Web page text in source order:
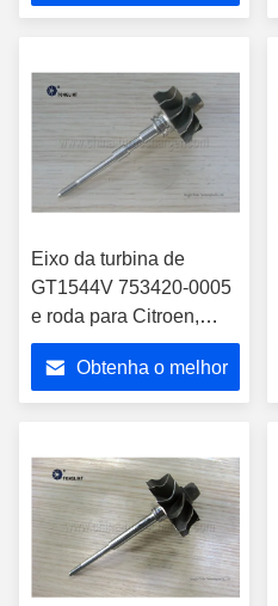
turbina do eixo
Eixo da turbina de
GT1544V 753420-0005
e roda para Citroen,
Ford, Mazda
Obtenha o melhor